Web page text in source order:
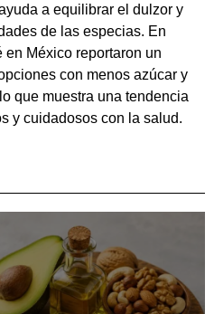
a equilibrar el dulzor y
de las especias. En
México reportaron un
con menos azúcar y
que muestra una tendencia
y cuidadosos con la salud.